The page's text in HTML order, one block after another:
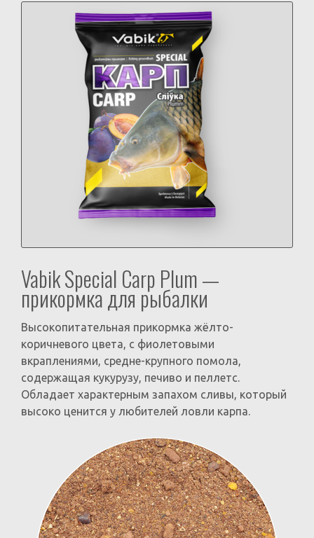
Vabik Special Carp Plum —
прикормка для рыбалки
Высокопитательная прикормка жёлто-
коричневого цвета, с фиолетовыми
вкраплениями, средне-крупного помола,
содержащая кукурузу, печиво и пеллетс.
Обладает характерным запахом сливы, который
высоко ценится у любителей ловли карпа.